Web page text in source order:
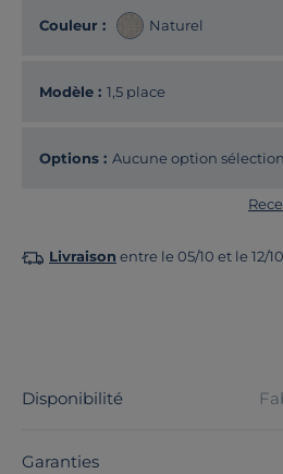
Couleur : Naturel
Modèle : 1,5 place
Options : Aucune option
Livraison entre le 05/10 et le 12/
Disponibilité
Garanties